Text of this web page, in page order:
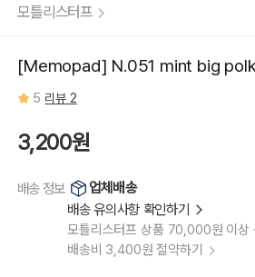
모틀리스터프
[Memopad] N.051 mint big
5 리뷰 2
3,200원
배송 정보
업체배송
배송 유의사항 확인하기
모틀리스터프 상품 70,000원 이상
배송비 3,400원 절약하기